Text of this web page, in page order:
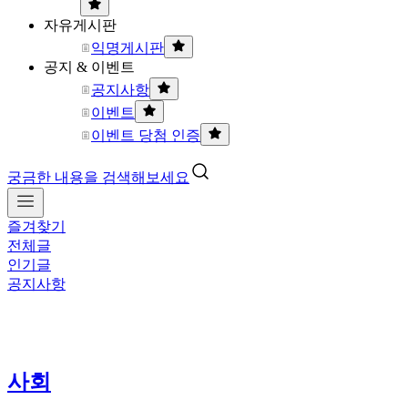
자유게시판
익명게시판
공지 & 이벤트
공지사항
이벤트
이벤트 당첨 인증
궁금한 내용을 검색해보세요
즐겨찾기
전체글
인기글
공지사항
사회